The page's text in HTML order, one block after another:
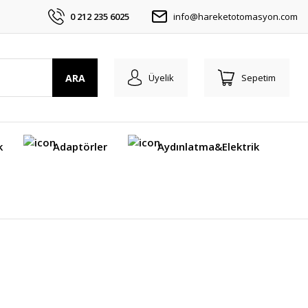
0 212 235 6025 info@hareketotomasyon.com
ARA Üyelik Sepetim
Adaptörler Aydınlatma&Elektrik